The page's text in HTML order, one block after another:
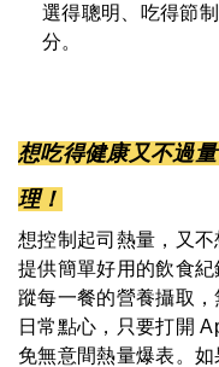
選得聰明、吃得節
分。
想吃得健康又不過
理！
想控制起司熱量，又
提供簡單好用的飲食
蹤每一餐的營養攝取
日常點心，只要打開
免無意間熱量爆表。